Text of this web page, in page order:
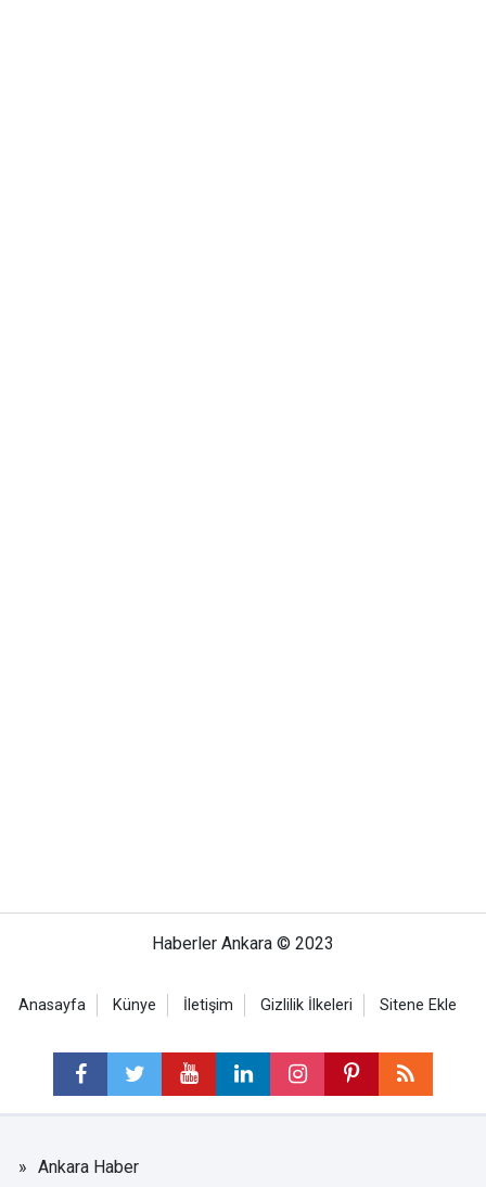
Haberler Ankara © 2023
Anasayfa Künye İletişim Gizlilik İlkeleri Sitene Ekle
Ankara Haber